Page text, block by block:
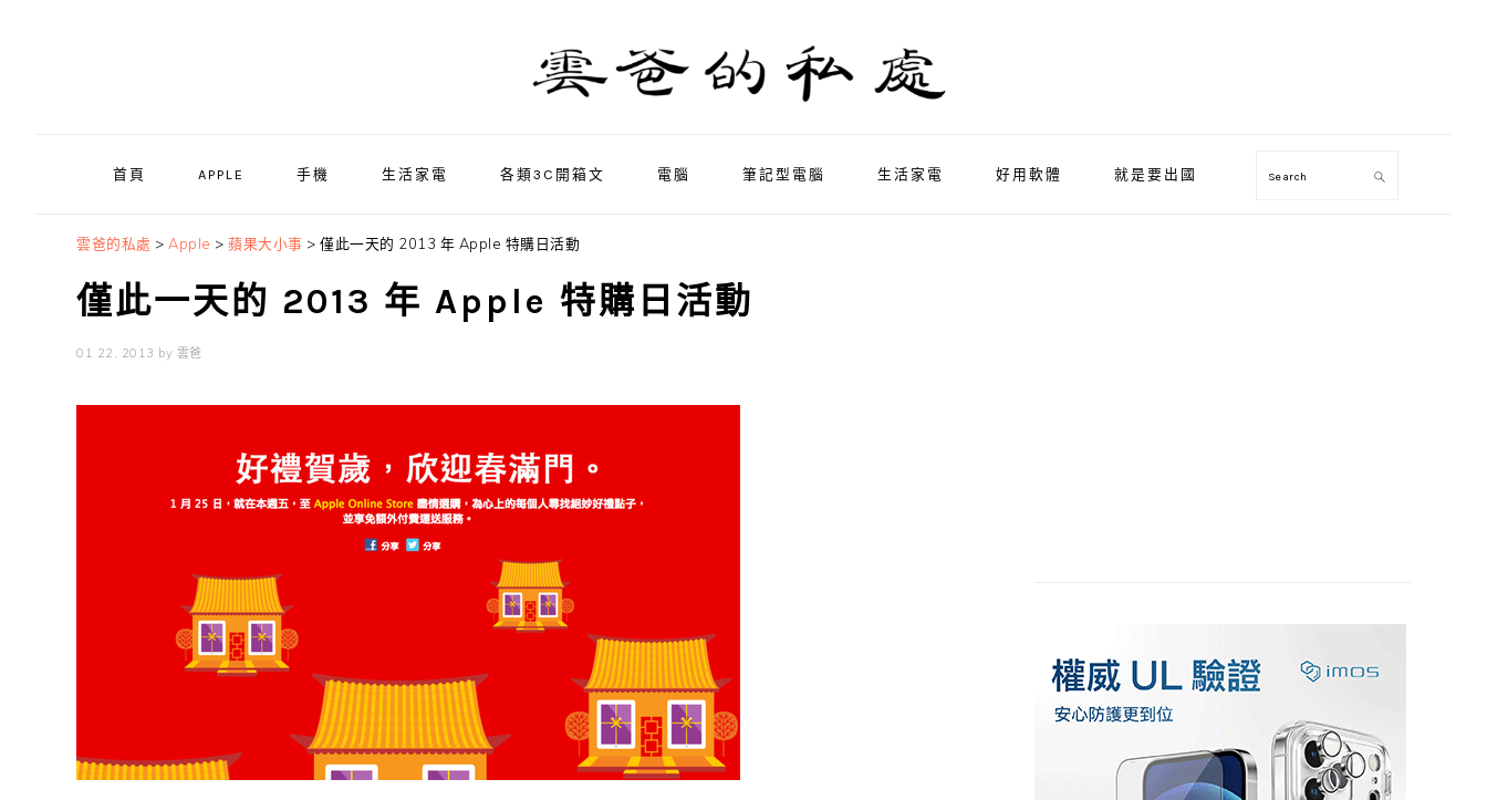
首頁 APPLE 手機 生活家電 各類3C開箱文 電腦 筆記型電腦 生活家電 好用軟體 就是要出國 Search
雲爸的私處 > Apple > 蘋果大小事 > 僅此一天的 2013 年 Apple 特購日活動
僅此一天的 2013 年 Apple 特購日活動
01 22, 2013 by 雲爸